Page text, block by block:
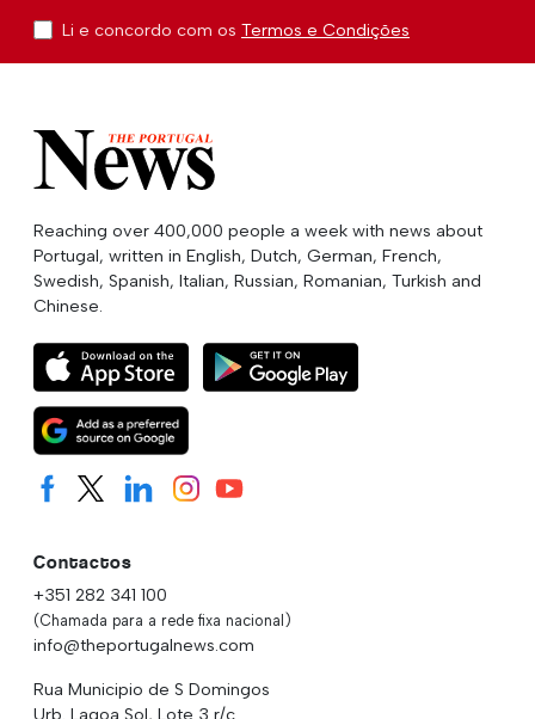
Li e concordo com os Termos e Condições
Reaching over 400,000 people a week with news about
Portugal, written in English, Dutch, German, French,
Swedish, Spanish, Italian, Russian, Romanian, Turkish and
Chinese.
Contactos
+351 282 341 100
(Chamada para a rede fixa nacional)
info@theportugalnews.com
Rua Municipio de S Domingos
Urb. Lagoa Sol, Lote 3 r/c